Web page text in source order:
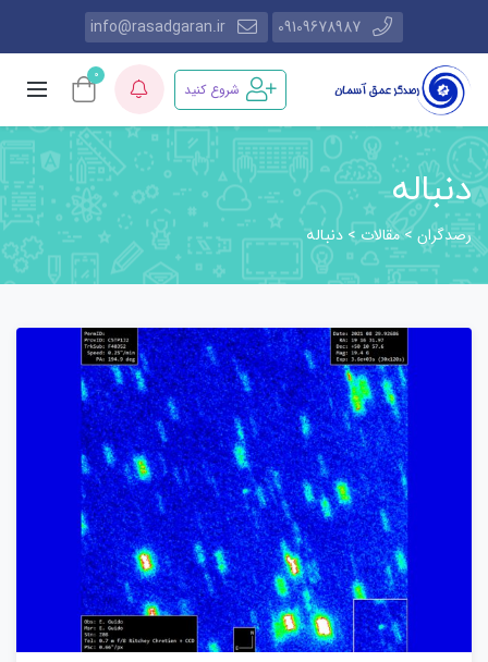
09109678987
info@rasadgaran.ir
شروع کنید
0
دنباله
رصدگران>مقالات> دنباله